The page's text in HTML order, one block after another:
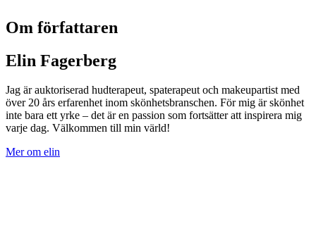
Om författaren
Elin Fagerberg
Jag är auktoriserad hudterapeut, spaterapeut och makeupartist med
över 20 års erfarenhet inom skönhetsbranschen. För mig är skönhet
inte bara ett yrke – det är en passion som fortsätter att inspirera mig
varje dag. Välkommen till min värld!
Mer om elin